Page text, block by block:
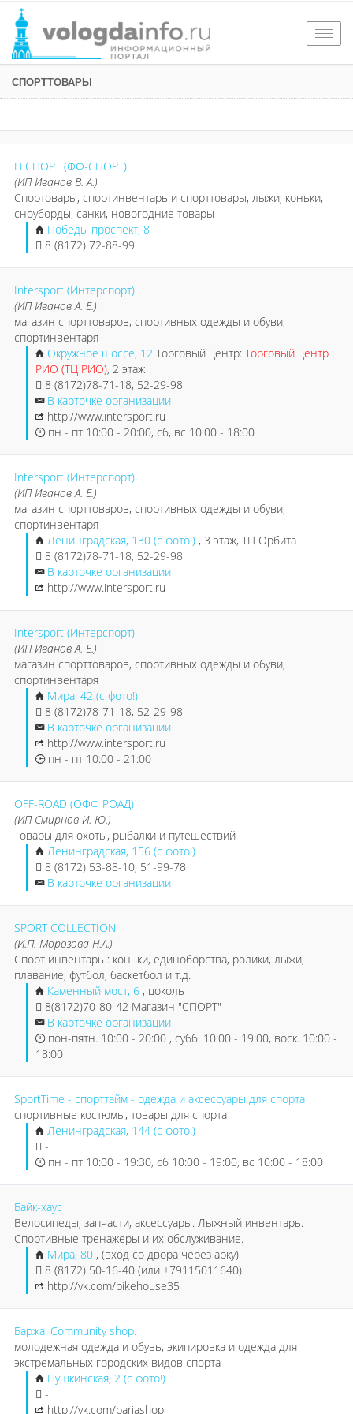
СПОРТТОВАРЫ
FFСПОРТ (ФФ-СПОРТ)
(ИП Иванов В. А.)
Спортовары, спортинвентарь и спорттовары, лыжи, коньки,
сноуборды, санки, новогодние товары
Победы проспект, 8
8 (8172) 72-88-99
Intersport (Интерспорт)
(ИП Иванов А. Е.)
магазин спорттоваров, спортивных одежды и обуви,
спортинвентаря
Окружное шоссе, 12 Торговый центр: Торговый центр
РИО (ТЦ РИО), 2 этаж
8 (8172)78-71-18, 52-29-98
В карточке организации
http://www.intersport.ru
пн - пт 10:00 - 20:00, сб, вс 10:00 - 18:00
Intersport (Интерспорт)
(ИП Иванов А. Е.)
магазин спорттоваров, спортивных одежды и обуви,
спортинвентаря
Ленинградская, 130 (с фото!) , 3 этаж, ТЦ Орбита
8 (8172)78-71-18, 52-29-98
В карточке организации
http://www.intersport.ru
Intersport (Интерспорт)
(ИП Иванов А. Е.)
магазин спорттоваров, спортивных одежды и обуви,
спортинвентаря
Мира, 42 (с фото!)
8 (8172)78-71-18, 52-29-98
В карточке организации
http://www.intersport.ru
пн - пт 10:00 - 21:00
OFF-ROAD (ОФФ РОАД)
(ИП Смирнов И. Ю.)
Товары для охоты, рыбалки и путешествий
Ленинградская, 156 (с фото!)
8 (8172) 53-88-10, 51-99-78
В карточке организации
SPORT COLLECTION
(И.П. Морозова Н.А.)
Спорт инвентарь : коньки, единоборства, ролики, лыжи,
плавание, футбол, баскетбол и т.д.
Каменный мост, 6 , цоколь
8(8172)70-80-42 Магазин "СПОРТ"
В карточке организации
пон-пятн. 10:00 - 20:00 , субб. 10:00 - 19:00, воск. 10:00 -
18:00
SportTime - спорттайм - одежда и аксессуары для спорта
спортивные костюмы, товары для спорта
Ленинградская, 144 (с фото!)
-
пн - пт 10:00 - 19:30, сб 10:00 - 19:00, вс 10:00 - 18:00
Байк-хаус
Велосипеды, запчасти, аксессуары. Лыжный инвентарь.
Спортивные тренажеры и их обслуживание.
Мира, 80 , (вход со двора через арку)
8 (8172) 50-16-40 (или +79115011640)
http://vk.com/bikehouse35
Баржа. Community shop.
молодежная одежда и обувь, экипировка и одежда для
экстремальных городских видов спорта
Пушкинская, 2 (с фото!)
-
http://vk.com/barjashop